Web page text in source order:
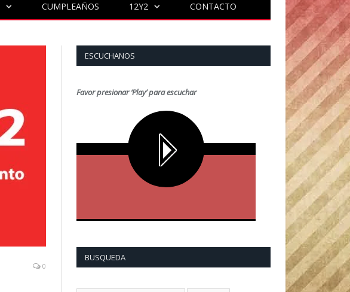
CUMPLEAÑOS 12Y2 CONTACTO
0
ESCUCHANOS
Favor presionar ‘Play’ para escuchar
BUSQUEDA